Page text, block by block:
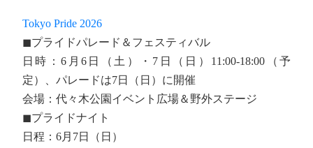
Tokyo Pride 2026
◼︎プライドパレード＆フェスティバル
日時：6月6日（土）・7日（日）11:00-18:00（予
定）、パレードは7日（日）に開催
会場：代々木公園イベント広場＆野外ステージ
◼︎プライドナイト
日程：6月7日（日）